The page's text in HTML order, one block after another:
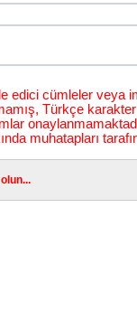
edici cümleler veya
Türkçe
muhatapları